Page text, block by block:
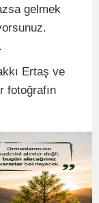
gelmek
Ertaş ve
fotoğrafın